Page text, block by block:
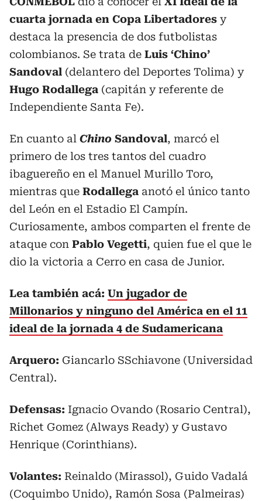
cuarta jornada en Copa Libertadores y
destaca la presencia de dos futbolistas
colombianos. Se trata de Luis ‘Chino’
Sandoval (delantero del Deportes Tolima) y
Hugo Rodallega (capitán y referente de
Independiente Santa Fe).
En cuanto al Chino Sandoval, marcó el
primero de los tres tantos del cuadro
ibaguereño en el Manuel Murillo Toro,
mientras que Rodallega anotó el único tanto
del León en el Estadio El Campín.
Curiosamente, ambos comparten el frente de
ataque con Pablo Vegetti, quien fue el que le
dio la victoria a Cerro en casa de Junior.
Lea también acá: Un jugador de
Millonarios y ninguno del América en el 11
ideal de la jornada 4 de Sudamericana
Arquero: Giancarlo SSchiavone (Universidad
Central).
Defensas: Ignacio Ovando (Rosario Central),
Richet Gomez (Always Ready) y Gustavo
Henrique (Corinthians).
Volantes: Reinaldo (Mirassol), Guido Vadalá
(Coquimbo Unido), Ramón Sosa (Palmeiras)